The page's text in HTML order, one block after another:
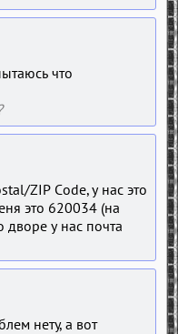
что
ZIP Code, у нас это
это 620034 (на
у нас почта
нету, а вот